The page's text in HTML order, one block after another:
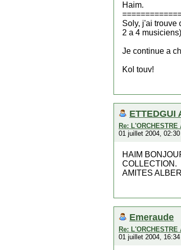
Haim.
Soly, j'ai trouve
2 a 4 musiciens)
Je continue a
Kol touv!
ETTEDGUI
Re: L'ORCHESTRE
01 juillet 2004, 02:30
HAIM
COLLECTION.
AMITES
Emeraude
Re: L'ORCHESTRE
01 juillet 2004, 16:34